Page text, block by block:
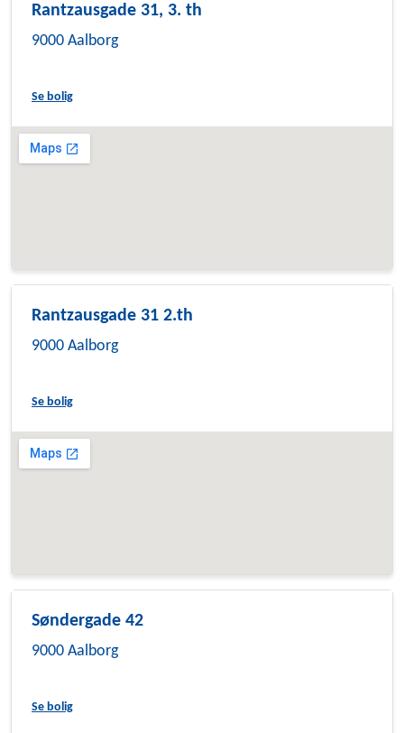
Rantzausgade 31, 3. th
9000 Aalborg
Se bolig
Rantzausgade 31 2.th
9000 Aalborg
Se bolig
Søndergade 42
9000 Aalborg
Se bolig